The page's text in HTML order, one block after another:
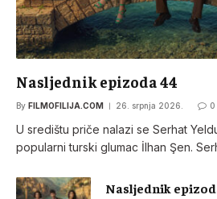
Nasljednik epizoda 44
By FILMOFILIJA.COM 26. srpnja 2026. 0
U središtu priče nalazi se Serhat
popularni turski glumac İlhan Şen.
Nasljednik